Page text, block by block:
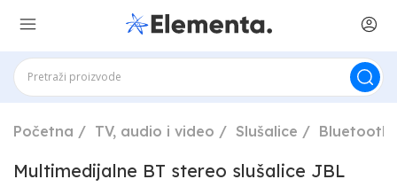
Početna TV, audio i video Slušalice Bluetooth
Multimedijalne BT stereo slušalice JBL